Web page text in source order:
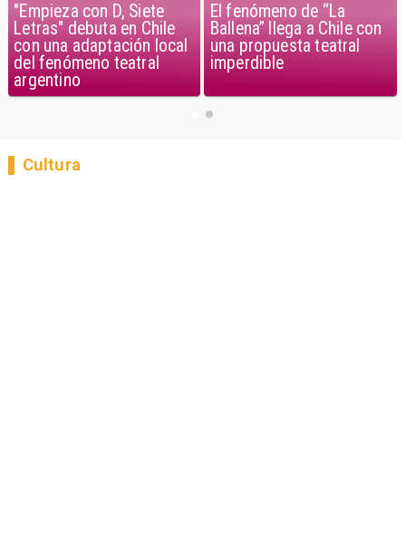
"Empieza con D, Siete
Letras" debuta en Chile
con una adaptación local
del fenómeno teatral
argentino
El fenómeno de “La
Ballena” llega a Chile con
una propuesta teatral
imperdible
Cultura